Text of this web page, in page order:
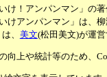
け！アンパンマン」の
けアンパンマン」は、
、 美文(松田美文)が運営
向上や統計等のため、